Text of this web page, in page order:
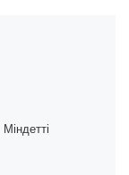
Міндетті